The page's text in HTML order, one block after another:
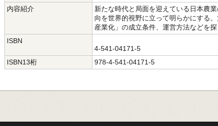
内容紹介
新たな時代と局面を迎えている日本農
向を世界的視野に立って明らかにする
産業化」の成立条件、運営方法などを
ISBN
4-541-04171-5
ISBN13桁
978-4-541-04171-5